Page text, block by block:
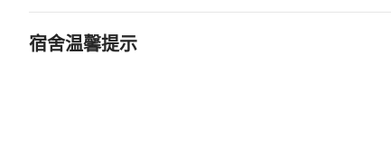
宿舍温馨提示